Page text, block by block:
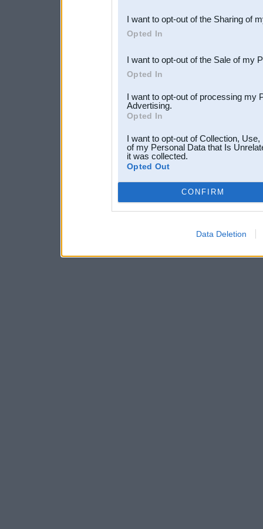
Downstream Participants
third parties.
I want to opt-out of the Sharing of
Opted In
I want to opt-out of the Sale of my
Opted In
I want to opt-out of processing my
Advertising.
Opted In
I want to opt-out of Collection,
of my Personal Data that Is
it was collected.
Opted Out
CONFIRM
Data Deletion